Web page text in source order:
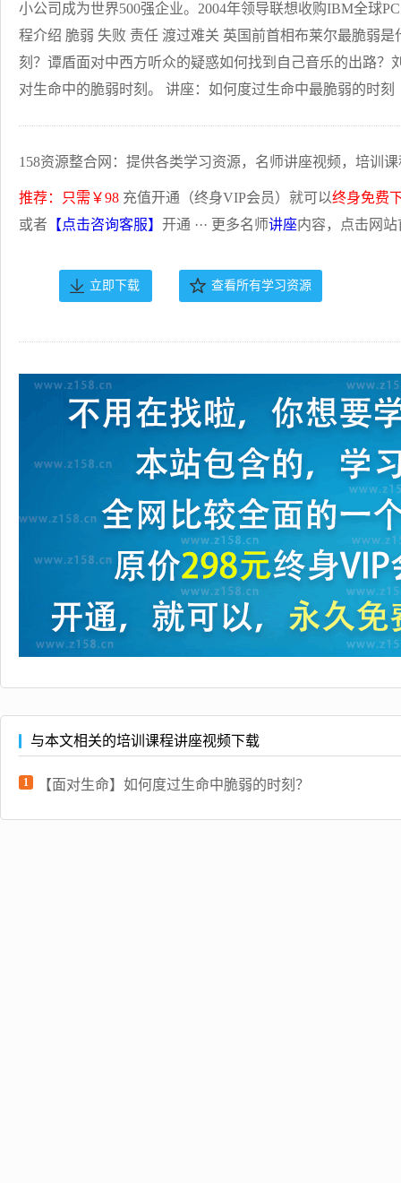
小公司成为世界500强企业。2004年领导联想收购IBM全球
程介绍 脆弱 失败 责任 渡过难关 英国前首相布莱尔最脆弱
刻？谭盾面对中西方听众的疑惑如何找到自己音乐的出路
对生命中的脆弱时刻。 讲座：如何度过生命中最脆弱的时刻
158资源整合网：提供各类学习资源，名师讲座视频，培训
推荐：只需￥98 充值开通（终身VIP会员）就可以终身免费
或者 【点击咨询客服】 开通 ··· 更多名师讲座内容，点击网
立即下载 查看所有学习资源
与本文相关的培训课程讲座视频下载
1 【面对生命】如何度过生命中脆弱的时刻？